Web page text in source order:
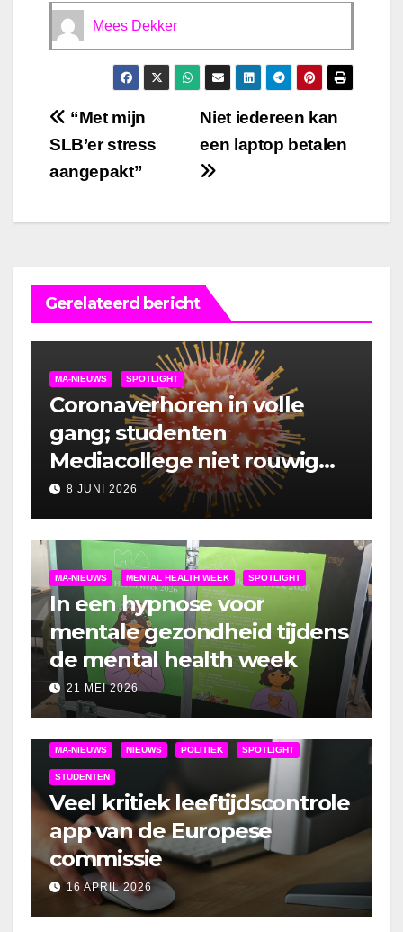
Mees Dekker
Bericht
navigatie
Niet iedereen kan
een laptop betalen
“Met mijn
SLB’er stress
aangepakt”
Gerelateerd bericht
MA-NIEUWS SPOTLIGHT
Coronaverhoren in volle
gang; studenten
Mediacollege niet rouwig
om lockdown
8 JUNI 2026
MA-NIEUWS MENTAL HEALTH WEEK SPOTLIGHT
In een hypnose voor
mentale gezondheid tijdens
de mental health week
21 MEI 2026
MA-NIEUWS NIEUWS POLITIEK SPOTLIGHT
STUDENTEN
Veel kritiek leeftijdscontrole
app van de Europese
commissie
16 APRIL 2026